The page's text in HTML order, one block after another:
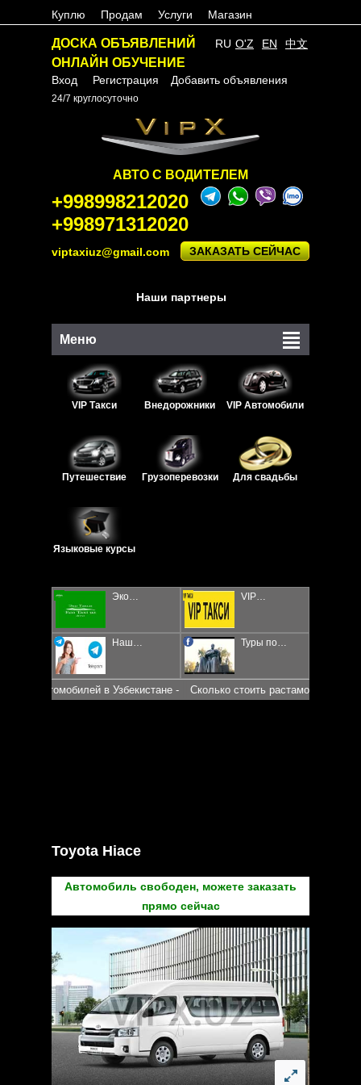
Куплю Продам Услуги Магазин
ДОСКА ОБЪЯВЛЕНИЙ
ОНЛАЙН ОБУЧЕНИЕ
Вход Регистрация Добавить объявления
АВТО С ВОДИТЕЛЕМ
Наши партнеры
RU O'Z EN 中文
24/7 круглосуточно
+998998212020
+998971312020
viptaxiuz@gmail.com ЗАКАЗАТЬ СЕЙЧАС
Меню
VIP Такси Внедорожники VIP Автомобили
Путешествие Грузоперевозки Для свадьбы
Языковые курсы
Эко… VIP…
Наш… Туры по…
автомобилей в Узбекистане - Сколько стоить растаможка
Toyota Hiace
Автомобиль свободен, можете заказать
прямо сейчас